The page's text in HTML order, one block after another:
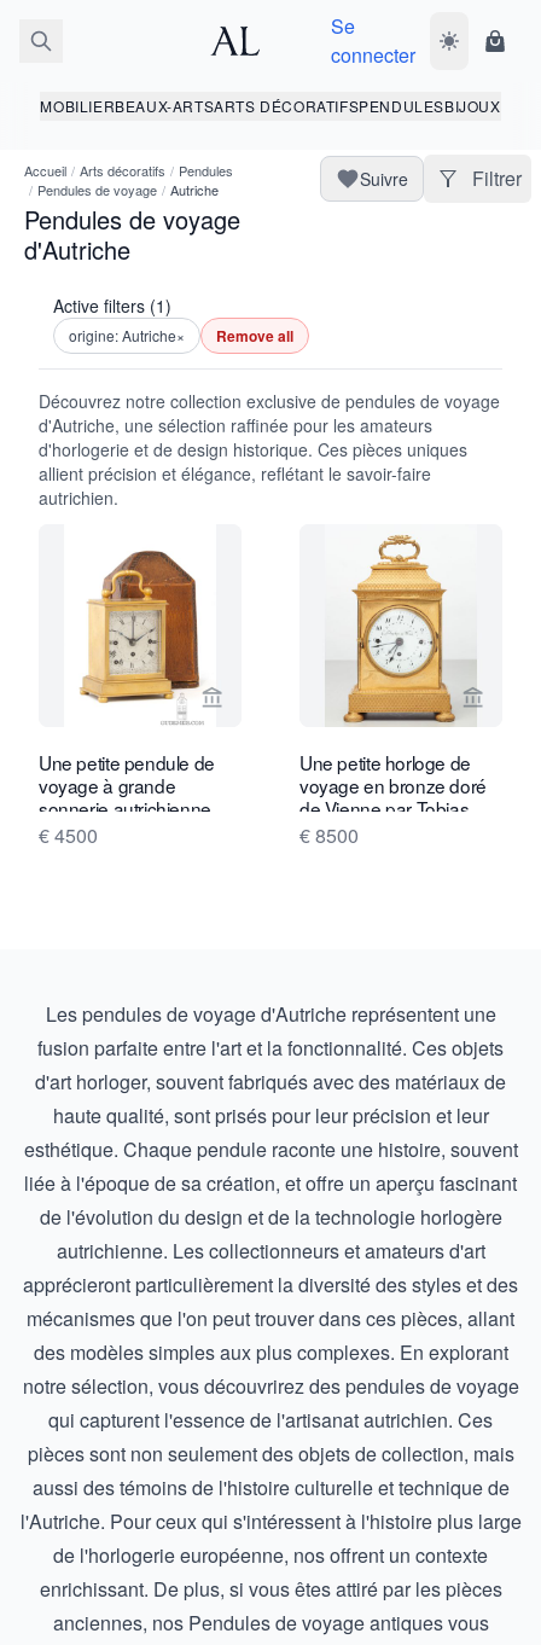
Se
connecter
Basculer le
MOBILIERBEAUX-ARTSARTS DÉCORATIFSPENDULESBIJOUX
Accueil / Arts décoratifs / Pendules
/ Pendules de voyage / Autriche
Pendules de voyage
d'Autriche
Suivre Filtrer
Active filters (1)
origine: Autriche× Remove all
Découvrez notre collection exclusive de pendules de voyage
d'Autriche, une sélection raffinée pour les amateurs
d'horlogerie et de design historique. Ces pièces uniques
allient précision et élégance, reflétant le savoir-faire
autrichien.
Voir la page vendeur de Gude & Meis
Une petite pendule de
voyage à grande
sonnerie autrichienne,
vers 1850.
€ 4500
Voir la
Une petite horloge de
voyage en bronze doré
de Vienne par Tobias
Flaschge, vers 1810
€ 8500
Les pendules de voyage d'Autriche représentent une
fusion parfaite entre l'art et la fonctionnalité. Ces objets
d'art horloger, souvent fabriqués avec des matériaux de
haute qualité, sont prisés pour leur précision et leur
esthétique. Chaque pendule raconte une histoire, souvent
liée à l'époque de sa création, et offre un aperçu fascinant
de l'évolution du design et de la technologie horlogère
autrichienne. Les collectionneurs et amateurs d'art
apprécieront particulièrement la diversité des styles et des
mécanismes que l'on peut trouver dans ces pièces, allant
des modèles simples aux plus complexes. En explorant
notre sélection, vous découvrirez des pendules de voyage
qui capturent l'essence de l'artisanat autrichien. Ces
pièces sont non seulement des objets de collection, mais
aussi des témoins de l'histoire culturelle et technique de
l'Autriche. Pour ceux qui s'intéressent à l'histoire plus large
de l'horlogerie européenne, nos offrent un contexte
enrichissant. De plus, si vous êtes attiré par les pièces
anciennes, nos Pendules de voyage antiquesvous